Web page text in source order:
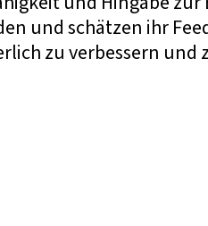
und schätzen ihr
zu verbessern und